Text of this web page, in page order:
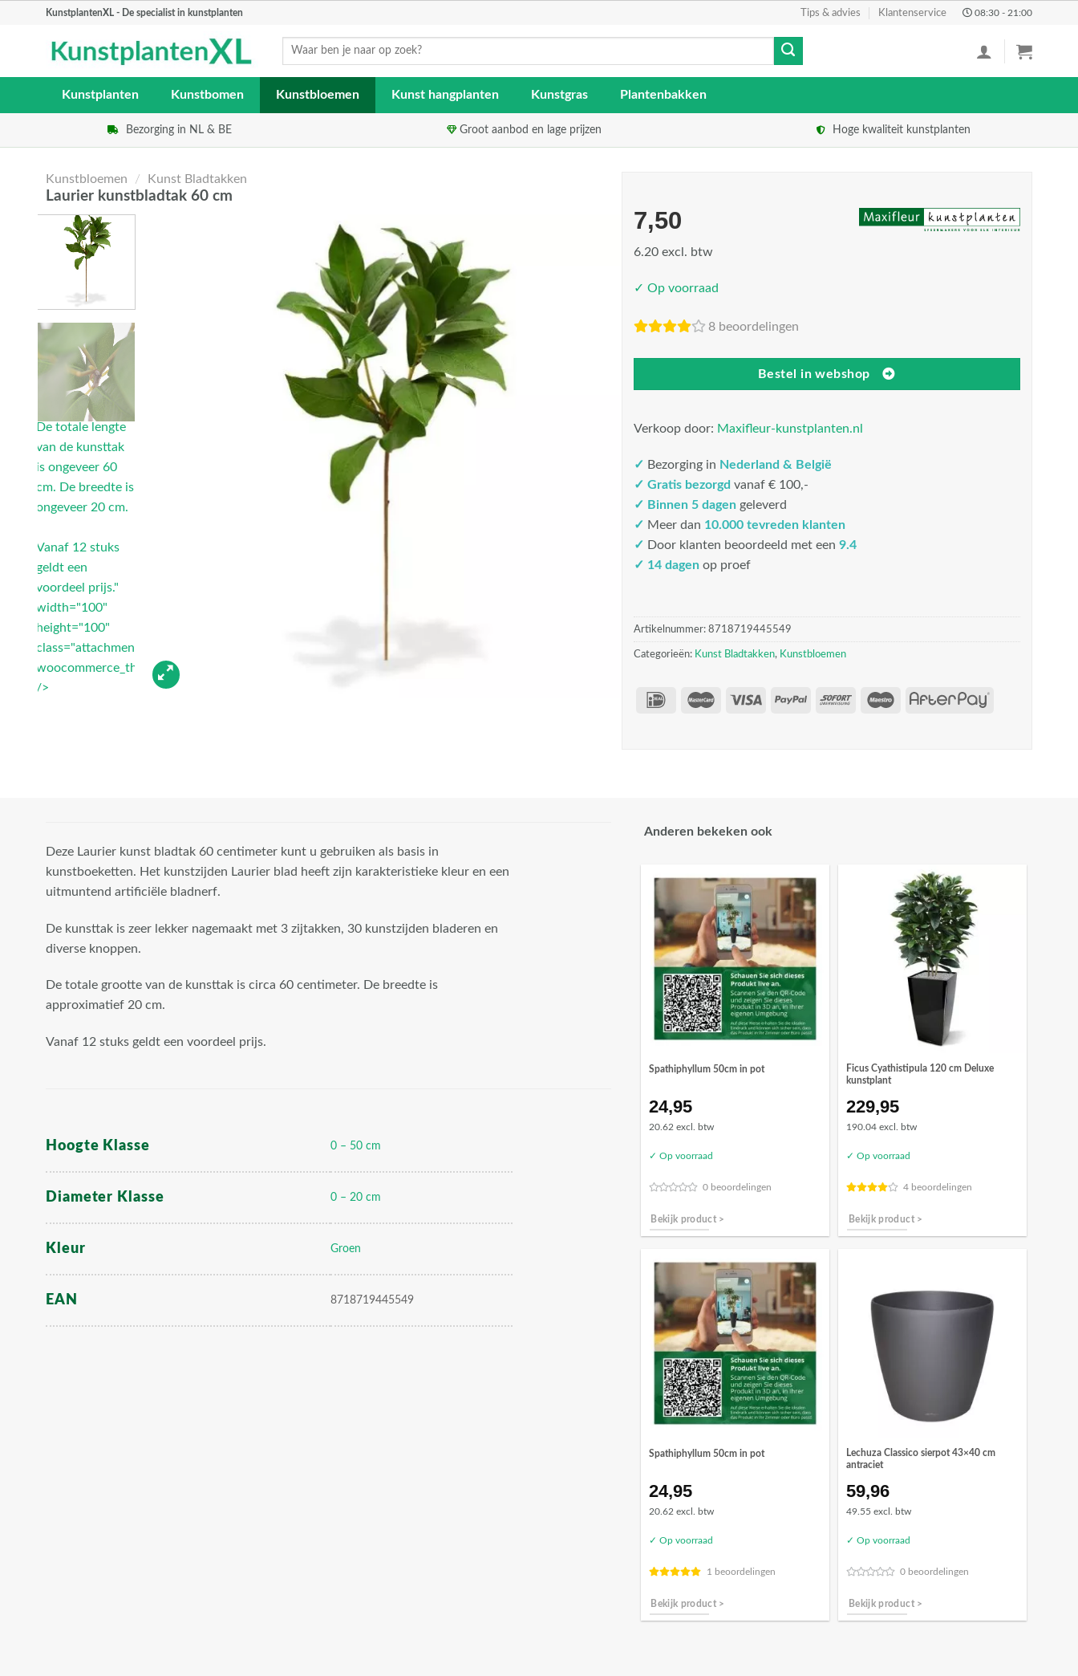
KunstplantenXL - De specialist in kunstplanten Tips & advies Klantenservice 08:30 - 21:00
Zoeken
Kunstplanten Kunstbomen Kunstbloemen Kunst hangplanten Kunstgras Plantenbakken
Bezorging in NL & BE Groot aanbod en lage prijzen Hoge kwaliteit kunstplanten
Kunstbloemen / Kunst Bladtakken
Laurier kunstbladtak 60 cm
De totale lengte
van de kunsttak
is ongeveer 60
cm. De breedte is
ongeveer 20 cm.
Vanaf 12 stuks
geldt een
voordeel prijs."
width="100"
height="100"
class="attachment-
woocommerce_thumbnail"
/>
7,50
6.20 excl. btw
✓ Op voorraad
8 beoordelingen
Bestel in webshop
Verkoop door: Maxifleur-kunstplanten.nl
✓ Bezorging in Nederland & België
✓ Gratis bezorgd vanaf € 100,-
✓ Binnen 5 dagengeleverd
✓ Meer dan 10.000 tevreden klanten
✓ Door klanten beoordeeld met een 9.4
✓ 14 dagenop proef
Artikelnummer: 8718719445549
Categorieën: Kunst Bladtakken, Kunstbloemen
Deze Laurier kunst bladtak 60 centimeter kunt u gebruiken als basis in
kunstboeketten. Het kunstzijden Laurier blad heeft zijn karakteristieke kleur en een
uitmuntend artificiële bladnerf.
De kunsttak is zeer lekker nagemaakt met 3 zijtakken, 30 kunstzijden bladeren en
diverse knoppen.
De totale grootte van de kunsttak is circa 60 centimeter. De breedte is
approximatief 20 cm.
Vanaf 12 stuks geldt een voordeel prijs.
Hoogte Klasse 0 – 50 cm
Diameter Klasse 0 – 20 cm
Kleur Groen
EAN 8718719445549
Anderen bekeken ook
Spathiphyllum 50cm in pot
24,95
20.62 excl. btw
✓ Op voorraad
0 beoordelingen
Bekijk product >
Ficus Cyathistipula 120 cm Deluxe
kunstplant
229,95
190.04 excl. btw
✓ Op voorraad
4 beoordelingen
Bekijk product >
Spathiphyllum 50cm in pot
24,95
20.62 excl. btw
✓ Op voorraad
1 beoordelingen
Bekijk product >
Lechuza Classico sierpot 43×40 cm
antraciet
59,96
49.55 excl. btw
✓ Op voorraad
0 beoordelingen
Bekijk product >